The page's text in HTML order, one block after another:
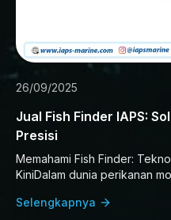
26/09/2025
Jual Fish Finder IAPS:
Presisi
Memahami Fish Finder:
KiniDalam dunia perikanan
Selengkapnya